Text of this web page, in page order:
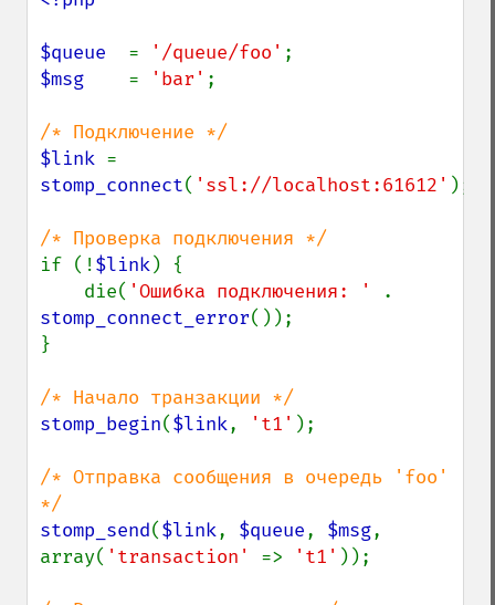
$queue = '/queue/foo'
$msg = 'bar' ;
$link
stomp_connect( 'ssl://localhost:61612' );
if (!$link) {
    die(
'Ошибка подключения: '
stomp_connect_error());
}
stomp_begin($link, 't1' );
/* Отправка сообщения в очередь 'foo'
stomp_send($link, $queue, $msg,
array( 'transaction' => 't1' ));